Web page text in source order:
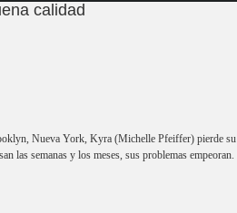
calidad
Nueva York, Kyra (Michelle Pfeiffer) pierde su
las semanas y los meses, sus problemas